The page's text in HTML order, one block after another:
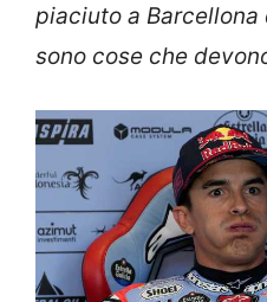
piaciuto a
sono cose che